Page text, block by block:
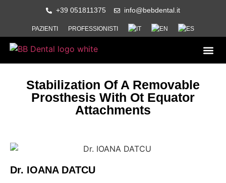
+39 051811375 info@bebdental.it
PAZIENTI PROFESSIONISTI
Stabilization Of A Removable
Prosthesis With Ot Equator
Attachments
Dr. IOANA DATCU